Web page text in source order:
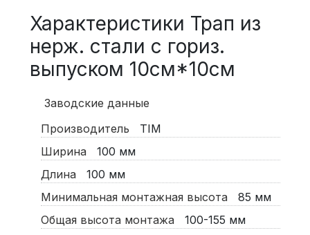
Характеристики Трап из
нерж. стали с гориз.
выпуском 10см*10см
Заводские данные
Производитель
TIM
Ширина
100 мм
Длина
100 мм
Минимальная монтажная высота
85 мм
Общая высота монтажа
100-155 мм